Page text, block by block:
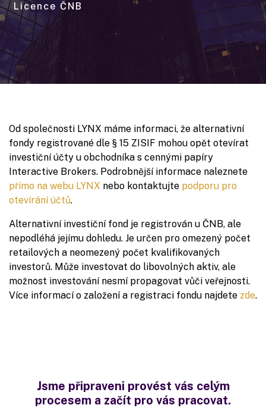
Licence ČNB
Od společnosti LYNX máme informaci, že alternativní
fondy registrované dle § 15 ZISIF mohou opět otevírat
investiční účty u obchodníka s cennými papíry
Interactive Brokers. Podrobnější informace naleznete
přímo na webu LYNX nebo kontaktujte podporu pro
otevírání účtů.
Alternativní investiční fond je registrován u ČNB, ale
nepodléhá jejímu dohledu. Je určen pro omezený počet
retailových a neomezený počet kvalifikovaných
investorů. Může investovat do libovolných aktiv, ale
možnost investování nesmí propagovat vůči veřejnosti.
Více informací o založení a registraci fondu najdete zde.
Jsme připraveni provést vás celým
procesem a začít pro vás pracovat.